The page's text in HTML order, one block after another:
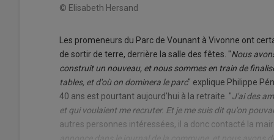
© Elisabeth Hersand
Les promeneurs du Parc de Vounant à Vivonne ont
de sortir de terre, derrière la salle des fêtes. "Nous
construit un nouveau, et nous sommes en train de
tables, et d'où on dominera le parc" explique Philippe
40 ans est pourtant aujourd'hui à la retraite. "J'ai des
et qui voulaient me recruter. Et je me suis dit qu'on
autres personnes intéressées, il a donc contacté la